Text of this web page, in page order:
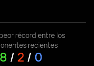
récord entre los
recientes
/ 2 / 0